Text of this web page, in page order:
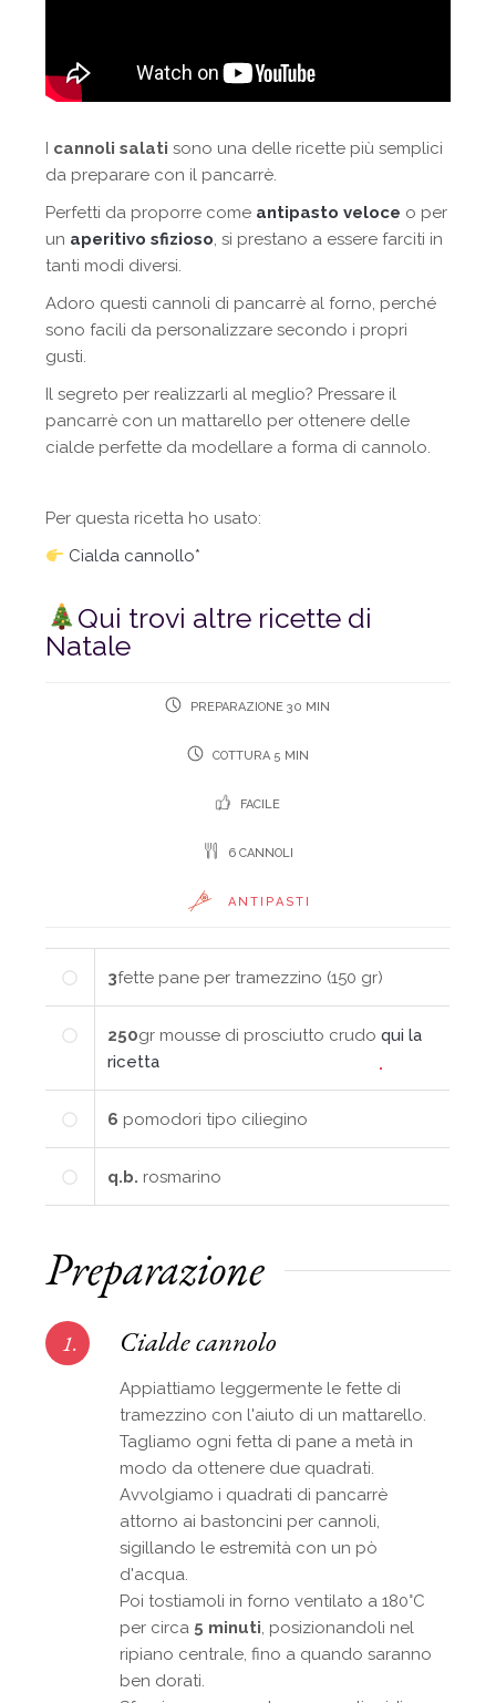
I cannoli salati sono una delle ricette più semplici
da preparare con il pancarrè.
Perfetti da proporre come antipasto veloce o per
un aperitivo sfizioso, si prestano a essere farciti in
tanti modi diversi.
Adoro questi cannoli di pancarrè al forno, perché
sono facili da personalizzare secondo i propri
gusti.
Il segreto per realizzarli al meglio? Pressare il
pancarrè con un mattarello per ottenere delle
cialde perfette da modellare a forma di cannolo.
Per questa ricetta ho usato:
Cialda cannollo*
Qui trovi altre ricette di
Natale
PREPARAZIONE 30 MIN
COTTURA 5 MIN
FACILE
6 CANNOLI
ANTIPASTI
3fette pane per tramezzino (150 gr)
250gr mousse di prosciutto crudoqui la
ricetta
6 pomodori tipo ciliegino
q.b. rosmarino
Preparazione
1. Cialde cannolo
Appiattiamo leggermente le fette di
tramezzino con l'aiuto di un mattarello.
Tagliamo ogni fetta di pane a metà in
modo da ottenere due quadrati.
Avvolgiamo i quadrati di pancarrè
attorno ai bastoncini per cannoli,
sigillando le estremità con un pò
d'acqua.
Poi tostiamoli in forno ventilato a 180°C
per circa 5 minuti , posizionandoli nel
ripiano centrale, fino a quando saranno
ben dorati.